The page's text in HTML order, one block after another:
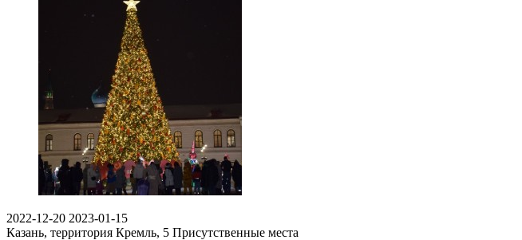
2022-12-20 2023-01-15
Казань, территория Кремль, 5 Присутственные места